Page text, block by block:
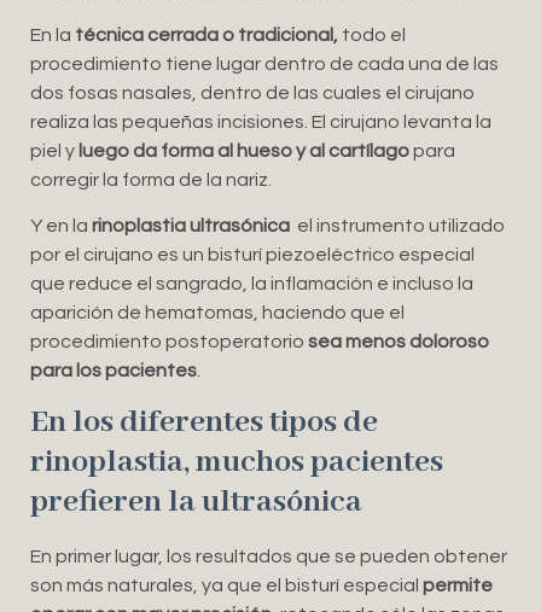
En la técnica cerrada o tradicional, todo el
procedimiento tiene lugar dentro de cada una de las
dos fosas nasales, dentro de las cuales el cirujano
realiza las pequeñas incisiones. El cirujano levanta la
piel y luego da forma al hueso y al cartílagopara
corregir la forma de la nariz.
Y en la rinoplastia ultrasónica el instrumento utilizado
por el cirujano es un bisturí piezoeléctrico especial
que reduce el sangrado, la inflamación e incluso la
aparición de hematomas, haciendo que el
procedimiento postoperatorio sea menos doloroso
para los pacientes.
En los diferentes tipos de
rinoplastia, muchos pacientes
prefieren la ultrasónica
En primer lugar, los resultados que se pueden obtener
son más naturales, ya que el bisturí especial permite